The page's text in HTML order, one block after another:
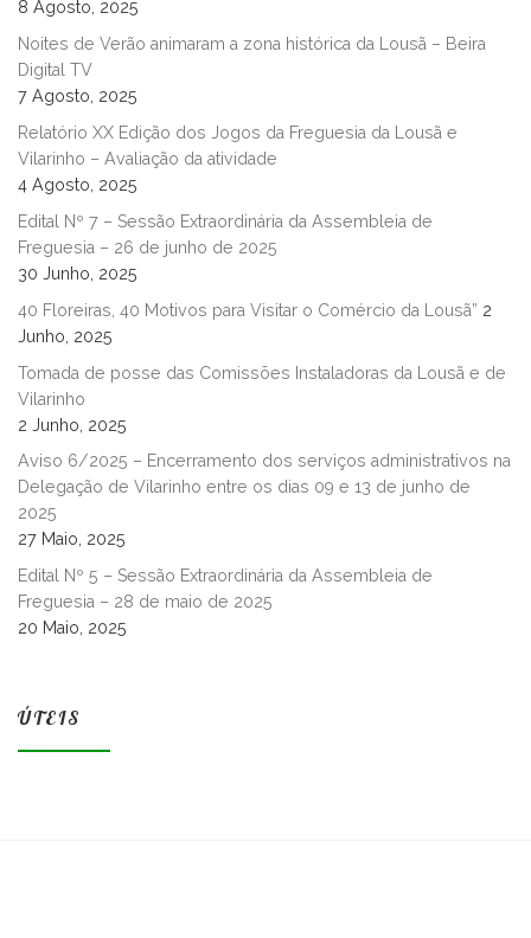
8 Agosto, 2025
Noites de Verão animaram a zona histórica da Lousã – Beira
Digital TV
7 Agosto, 2025
Relatório XX Edição dos Jogos da Freguesia da Lousã e
Vilarinho – Avaliação da atividade
4 Agosto, 2025
Edital Nº 7 – Sessão Extraordinária da Assembleia de
Freguesia – 26 de junho de 2025
30 Junho, 2025
40 Floreiras, 40 Motivos para Visitar o Comércio da Lousã” 2
Junho, 2025
Tomada de posse das Comissões Instaladoras da Lousã e de
Vilarinho
2 Junho, 2025
Aviso 6/2025 – Encerramento dos serviços administrativos na
Delegação de Vilarinho entre os dias 09 e 13 de junho de
2025
27 Maio, 2025
Edital Nº 5 – Sessão Extraordinária da Assembleia de
Freguesia – 28 de maio de 2025
20 Maio, 2025
ÚTEIS